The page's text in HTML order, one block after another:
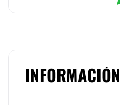
INFORMACIÓN